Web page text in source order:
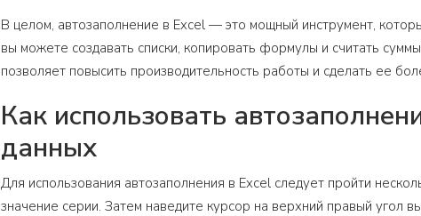
В целом, автозаполнение в Excel — это мощный инструмент,
вы можете создавать списки, копировать формулы и считать
позволяет повысить производительность работы и сделать ее
Как использовать
данных
Для использования автозаполнения в Excel следует пройти
значение серии. Затем наведите курсор на верхний правый угол